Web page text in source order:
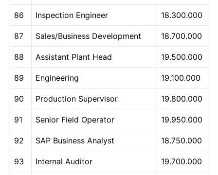
86 Inspection Engineer 18.300.000
87 Sales/Business Development 18.700.000
88 Assistant Plant Head 19.500.000
89 Engineering 19.100.000
90 Production Supervisor 19.800.000
91 Senior Field Operator 19.950.000
92 SAP Business Analyst 18.750.000
93 Internal Auditor 19.700.000